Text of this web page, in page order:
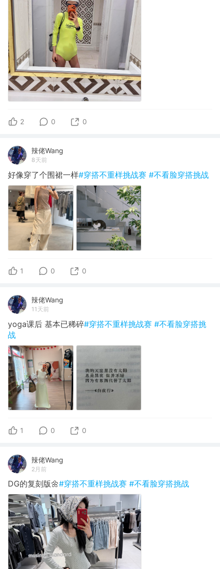
2 0 0
辣佬Wang
8天前
好像穿了个围裙一样#穿搭不重样挑战赛 #不看脸穿搭挑战
1 0 0
辣佬Wang
11天前
yoga课后 基本已稀碎#穿搭不重样挑战赛 #不看脸穿搭挑
战
1 0 0
辣佬Wang
2月前
DG的复刻版🌼#穿搭不重样挑战赛 #不看脸穿搭挑战